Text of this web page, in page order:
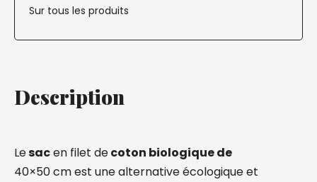
Sur tous les produits
Description
Lesacen filet decoton biologique de
40×50 cm est une alternative écologique et